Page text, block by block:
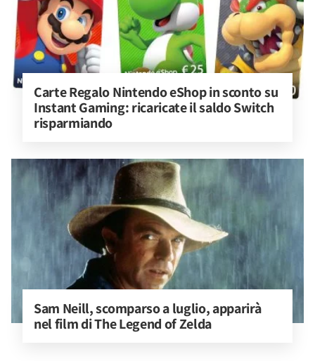
Carte Regalo Nintendo eShop in sconto su
Instant Gaming: ricaricate il saldo Switch
risparmiando
Sam Neill, scomparso a luglio, apparirà
nel film di The Legend of Zelda